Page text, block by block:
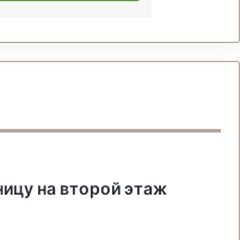
на второй этаж